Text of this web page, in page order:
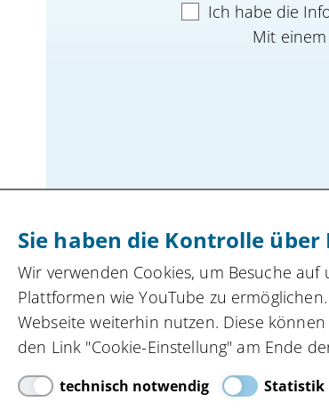
Ich habe die
Mit
Kompetenznetzwerk automatisierte
vernetzte Mobilitätinnocam.NRW
Steinbachstraße 7, 52074 Aachen
Tel.+49 162 4861673,
Sie haben die Kontrolle über
Wir verwenden Cookies, um Besuche
Plattformen wie YouTube zu
Webseite weiterhin nutzen. Diese
den Link "Cookie-Einstellung" am Ende
technisch notwendig Statistik